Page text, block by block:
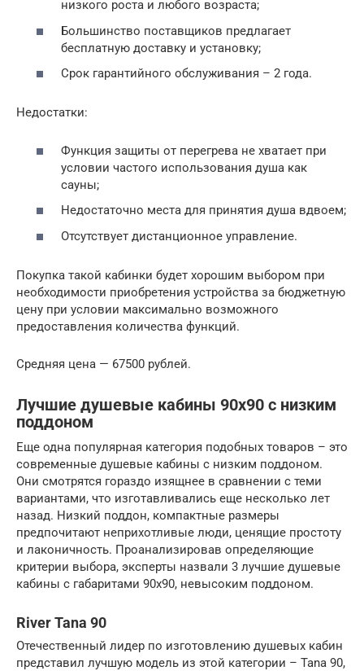
низкого роста и любого возраста;
Большинство поставщиков предлагает
бесплатную доставку и установку;
Срок гарантийного обслуживания – 2 года.
Недостатки:
Функция защиты от перегрева не хватает при
условии частого использования душа как
сауны;
Недостаточно места для принятия душа вдвоем;
Отсутствует дистанционное управление.
Покупка такой кабинки будет хорошим выбором при
необходимости приобретения устройства за бюджетную
цену при условии максимально возможного
предоставления количества функций.
Средняя цена — 67500 рублей.
Лучшие душевые кабины 90х90 с низким
поддоном
Еще одна популярная категория подобных товаров – это
современные душевые кабины с низким поддоном.
Они смотрятся гораздо изящнее в сравнении с теми
вариантами, что изготавливались еще несколько лет
назад. Низкий поддон, компактные размеры
предпочитают неприхотливые люди, ценящие простоту
и лаконичность. Проанализировав определяющие
критерии выбора, эксперты назвали 3 лучшие душевые
кабины с габаритами 90х90, невысоким поддоном.
River Tana 90
Отечественный лидер по изготовлению душевых кабин
представил лучшую модель из этой категории – Tana 90,